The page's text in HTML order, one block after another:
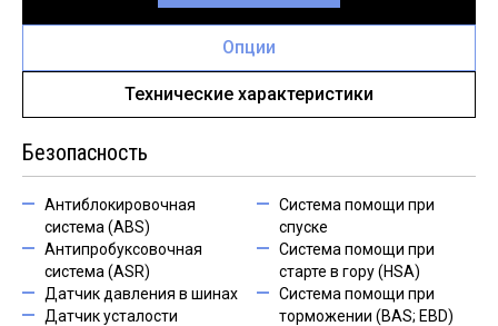
Опции
Технические характеристики
Безопасность
Антиблокировочная
система (ABS)
Антипробуксовочная
система (ASR)
Датчик давления в шинах
Датчик усталости
Система помощи при
спуске
Система помощи при
старте в гору (HSA)
Система помощи при
торможении (BAS; EBD)